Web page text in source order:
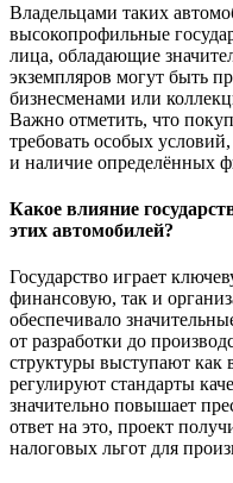
Владельцами таких
высокопрофильные
лица, обладающие
экземпляров могут быть
бизнесменами или
Важно отметить, что
требовать особых
и наличие определённых
Какое влияние
этих автомобилей?
Государство играет
финансовую, так и
обеспечивало
от разработки до
структуры выступают как
регулируют стандарты
значительно повышает
ответ на это, проект
налоговых льгот для